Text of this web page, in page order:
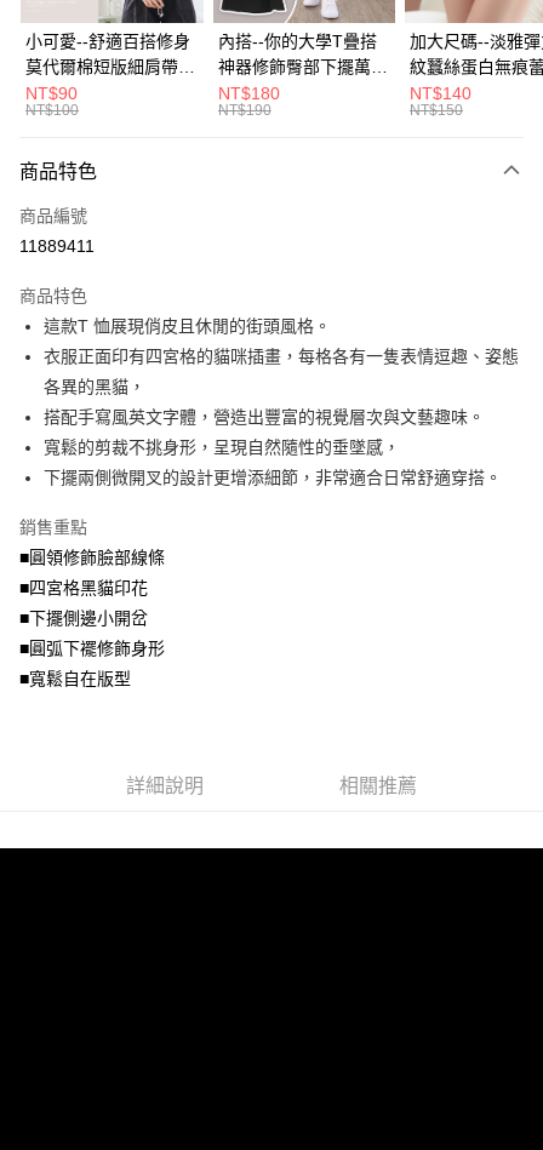
悠遊付
Google Pay
大哥付你分期
【大哥付你分期使用說明】
2.付款方式選擇「大哥付你分期」，訂單成立後會自動跳轉到大哥付的交易
流程，驗證手機門號後，選擇欲分期的期數、繳款截止日，確認付款後即完
3.實際核准額度、可分期數及費用金額請依後續交易確認頁面所載為準。
4.訂單成立30分鐘內，如未前往確認交易或遇審核未通過，訂單將自動取
消。如遇「轉專審核」未通過狀況，表示未達大哥付你分期系統評分，恕無
法說明評估內容。
1.分期款項不併入電信帳單，「大哥付你分期」於每月結算日後寄送繳費提
醒簡訊。
2.透過簡訊連結打開帳單後，可選擇「超商條碼／台灣大直營門市／銀行轉
帳／街口支付／iPASS MONEY」等通路繳費。
1.本服務係由「台灣大哥大股份有限公司」（以下簡稱本公司）所提供，讓
用戶於交易時，得透過本服務購買商品或服務，並由商店將買賣／分期付款
買賣價金債權讓與本公司後，依約使用本公司帳單繳交帳款。
2.基於同意付款使用「大哥付你分期」之契約關係目的，商店將以您的個人
資料（包含姓名、電話或地址）提供予台灣大哥大進項蒐集、處理及利用，
3.完整用戶服務條款，請詳閱以下連結：
運送方式
全家取貨付款
每筆NT$70，滿NT$699(含以上)免運費
付款後全家取貨
7-11取貨付款
每筆NT$70，滿NT$799(含以上)免運費
付款後7-11取貨
每筆NT$70，滿NT$699(含以上)免運費
每筆NT$100，滿NT$1,000(含以上)免運費
小可愛--舒適百搭修身
莫代爾棉短版細肩帶素
色背心(白.黑.灰L-2L)-
U582眼圈熊中大尺碼
NT$90
NT$100
內搭--你的大學T疊搭
神器修飾臀部下擺萬用
內搭裙/遮臀裙(黑2L-
6L)-Q155眼圈熊中大
NT$180
NT$190
加大尺碼--淡雅
紋蠶絲蛋白無痕
角內褲(白.粉.藍.
3L)-L28眼圈熊中
NT$140
NT$150
商品特色
商品編號
11889411
商品特色
這款T 恤展現俏皮且休閒的街頭風格。
衣服正面印有四宮格的貓咪插畫，每格各有一隻表情逗趣、姿態
各異的黑貓，
搭配手寫風英文字體，營造出豐富的視覺層次與文藝趣味。
寬鬆的剪裁不挑身形，呈現自然隨性的垂墜感，
下擺兩側微開叉的設計更增添細節，非常適合日常舒適穿搭。
銷售重點
■圓領修飾臉部線條
■四宮格黑貓印花
■下擺側邊小開岔
■圓弧下襬修飾身形
■寬鬆自在版型
詳細說明 相關推薦